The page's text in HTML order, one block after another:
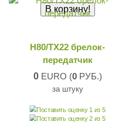
H80/TX22 брелок-
передатчик
0EURO (0РУБ.)
за штуку